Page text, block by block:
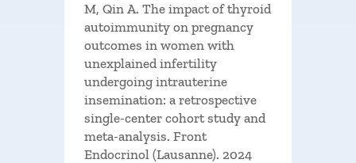
M, Qin A. The impact of thyroid
autoimmunity on pregnancy
outcomes in women with
unexplained infertility
undergoing intrauterine
insemination: a retrospective
single-center cohort study and
meta-analysis. Front
Endocrinol (Lausanne). 2024